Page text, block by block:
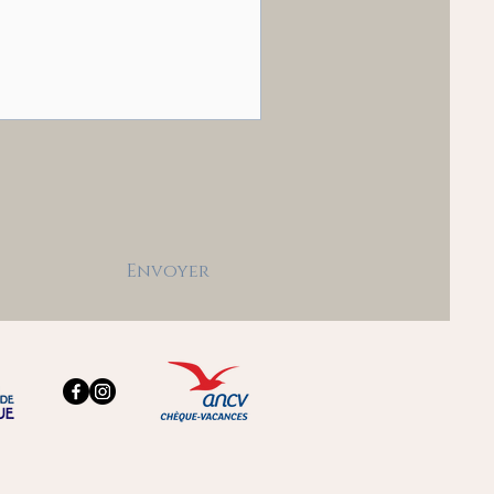
Envoyer